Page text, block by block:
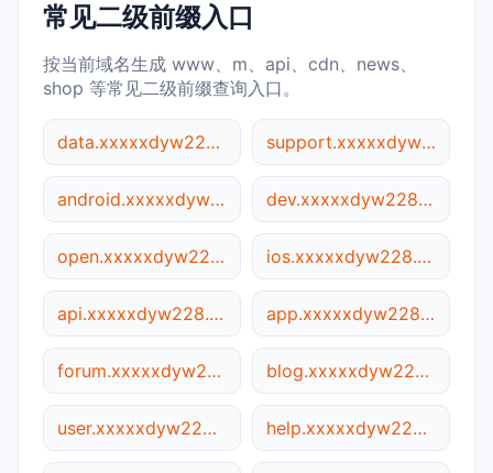
常见二级前缀入口
按当前域名生成 www、m、api、cdn、news、
shop 等常见二级前缀查询入口。
data.xxxxxdyw228.vip support.xxxxxdyw228.vip
android.xxxxxdyw228.vip dev.xxxxxdyw228.vip
open.xxxxxdyw228.vip ios.xxxxxdyw228.vip
api.xxxxxdyw228.vip app.xxxxxdyw228.vip
forum.xxxxxdyw228.vip blog.xxxxxdyw228.vip
user.xxxxxdyw228.vip help.xxxxxdyw228.vip